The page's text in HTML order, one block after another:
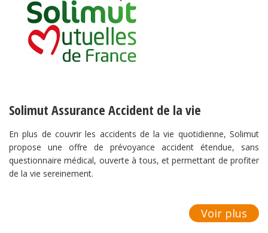
Solimut Assurance Accident de la vie
En plus de couvrir les accidents de la vie quotidienne, Solimut
propose une offre de prévoyance accident étendue, sans
questionnaire médical, ouverte à tous, et permettant de profiter
de la vie sereinement.
Voir plus